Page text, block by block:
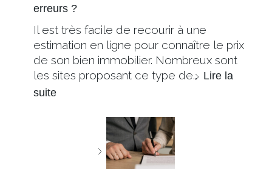
erreurs ?
Il est très facile de recourir à une
estimation en ligne pour connaître le prix
de son bien immobilier. Nombreux sont
les sites proposant ce type de… Lire la
suite